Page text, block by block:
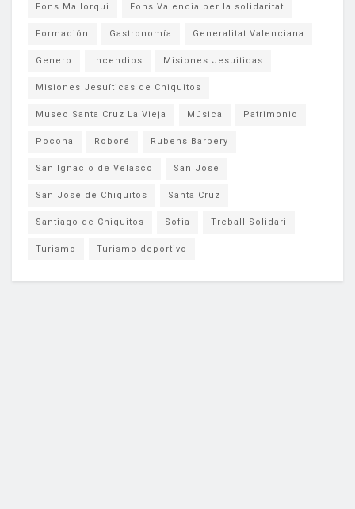
Fons Mallorqui Fons Valencia per la solidaritat
Formación Gastronomía Generalitat Valenciana
Genero Incendios Misiones Jesuiticas
Misiones Jesuíticas de Chiquitos
Museo Santa Cruz La Vieja Música Patrimonio
Pocona Roboré Rubens Barbery
San Ignacio de Velasco San José
San José de Chiquitos Santa Cruz
Santiago de Chiquitos Sofia Treball Solidari
Turismo Turismo deportivo